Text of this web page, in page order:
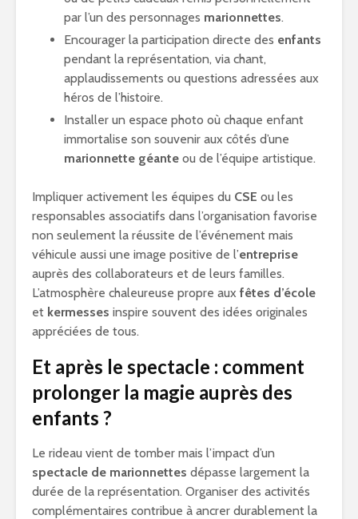
par l’un des personnages marionnettes.
Encourager la participation directe des enfants
pendant la représentation, via chant,
applaudissements ou questions adressées aux
héros de l’histoire.
Installer un espace photo où chaque enfant
immortalise son souvenir aux côtés d’une
marionnette géante ou de l’équipe artistique.
Impliquer activement les équipes du CSE ou les
responsables associatifs dans l’organisation favorise
non seulement la réussite de l’événement mais
véhicule aussi une image positive de l’entreprise
auprès des collaborateurs et de leurs familles.
L’atmosphère chaleureuse propre aux fêtes d’école
et kermesses inspire souvent des idées originales
appréciées de tous.
Et après le spectacle : comment
prolonger la magie auprès des
enfants ?
Le rideau vient de tomber mais l’impact d’un
spectacle de marionnettes dépasse largement la
durée de la représentation. Organiser des activités
complémentaires contribue à ancrer durablement la